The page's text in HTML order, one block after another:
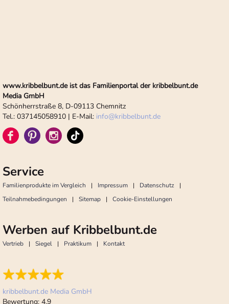
www.kribbelbunt.de ist das Familienportal der kribbelbunt.de
Media GmbH
Schönherrstraße 8, D-09113 Chemnitz
Tel.: 037145058910 | E-Mail: info@kribbelbunt.de
Service
Familienprodukte im Vergleich Impressum
Datenschutz
Teilnahmebedingungen
Sitemap Cookie-Einstellungen
Werben auf Kribbelbunt.de
Vertrieb Siegel Praktikum Kontakt
kribbelbunt.de Media GmbH
Bewertung: 4,9